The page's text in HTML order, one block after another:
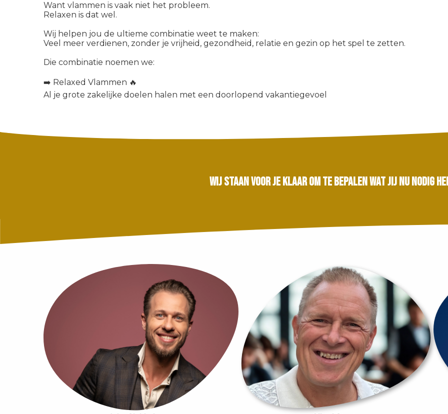
Want vlammen is vaak niet het probleem.
Relaxen is dat wel.
Wij helpen jou de ultieme combinatie weet te maken:
Veel meer verdienen, zonder je vrijheid, gezondheid, relatie en gezin op het spel te zetten.
Die combinatie noemen we:
➡️ Relaxed Vlammen 🔥
Al je grote zakelijke doelen halen met een doorlopend vakantiegevoel
Wij staan voor je klaar om te bepalen wat jij nu nodig